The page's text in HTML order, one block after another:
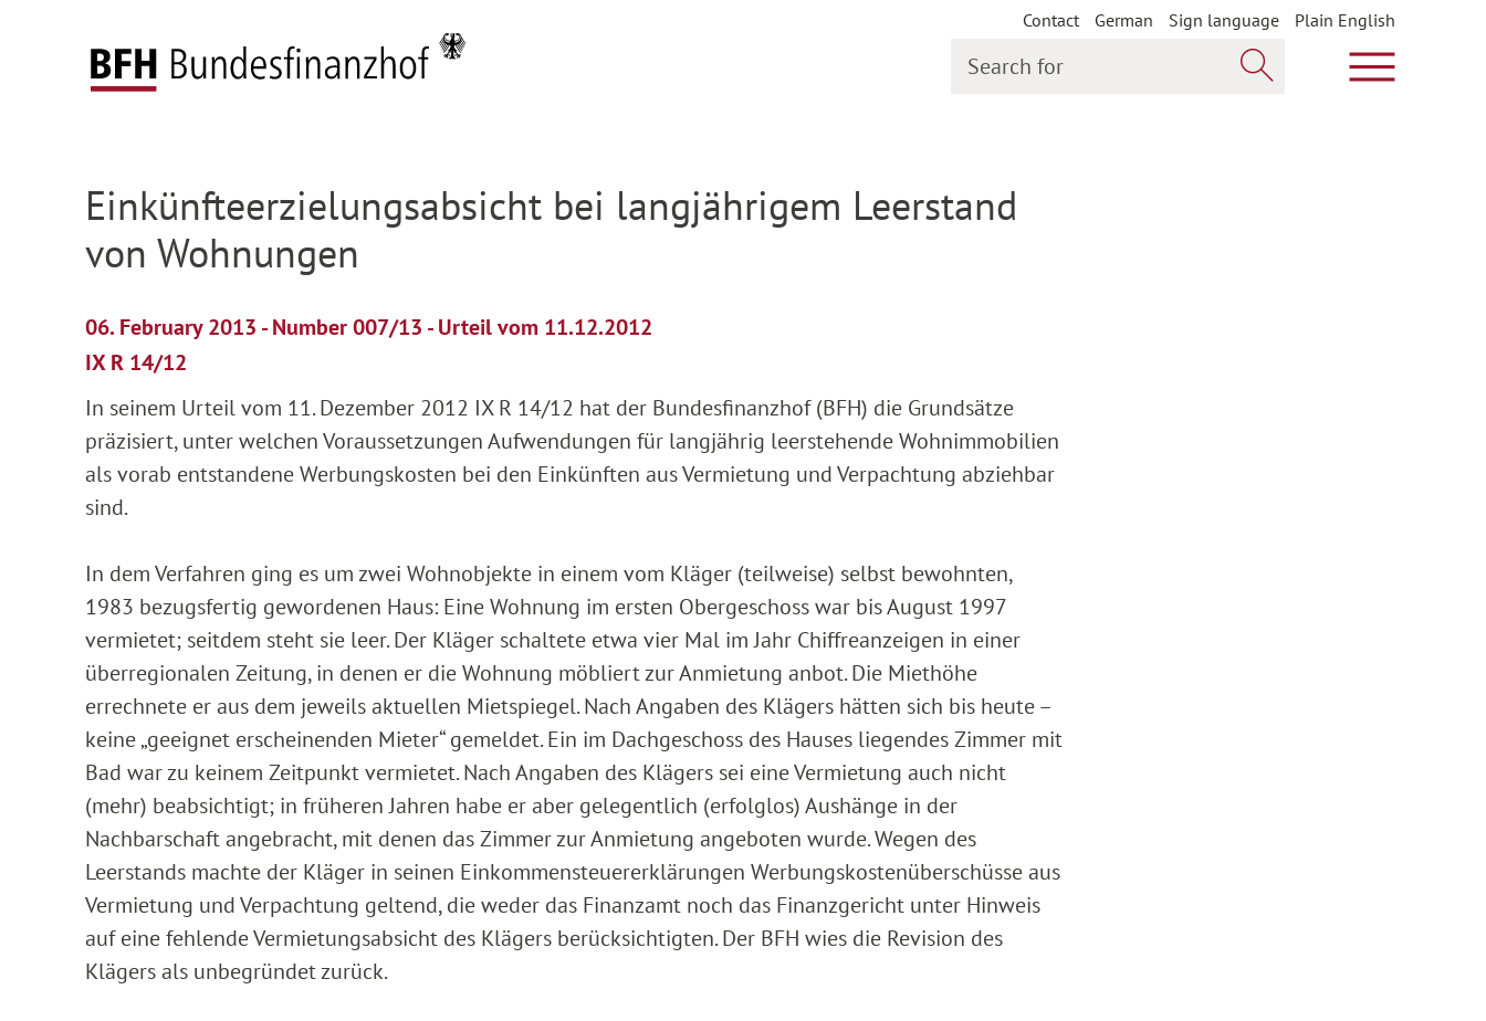
Contact German Sign language
Plain English
Show main
Federal Fiscal Court
Einkünfteerzielungsabsicht bei langjährigem Leerstand
von Wohnungen
06. February 2013 - Number 007/13 - Urteil vom 11.12.2012
IX R 14/12
In seinem Urteil vom 11. Dezember 2012 IX R 14/12 hat der Bundesfinanzhof (BFH) die Grundsätze
präzisiert, unter welchen Voraussetzungen Aufwendungen für langjährig leerstehende Wohnimmobilien
als vorab entstandene Werbungskosten bei den Einkünften aus Vermietung und Verpachtung abziehbar
sind.
In dem Verfahren ging es um zwei Wohnobjekte in einem vom Kläger (teilweise) selbst bewohnten,
1983 bezugsfertig gewordenen Haus: Eine Wohnung im ersten Obergeschoss war bis August 1997
vermietet; seitdem steht sie leer. Der Kläger schaltete etwa vier Mal im Jahr Chiffreanzeigen in einer
überregionalen Zeitung, in denen er die Wohnung möbliert zur Anmietung anbot. Die Miethöhe
errechnete er aus dem jeweils aktuellen Mietspiegel. Nach Angaben des Klägers hätten sich bis heute –
keine „geeignet erscheinenden Mieter“ gemeldet. Ein im Dachgeschoss des Hauses liegendes Zimmer mit
Bad war zu keinem Zeitpunkt vermietet. Nach Angaben des Klägers sei eine Vermietung auch nicht
(mehr) beabsichtigt; in früheren Jahren habe er aber gelegentlich (erfolglos) Aushänge in der
Nachbarschaft angebracht, mit denen das Zimmer zur Anmietung angeboten wurde. Wegen des
Leerstands machte der Kläger in seinen Einkommensteuererklärungen Werbungskostenüberschüsse aus
Vermietung und Verpachtung geltend, die weder das Finanzamt noch das Finanzgericht unter Hinweis
auf eine fehlende Vermietungsabsicht des Klägers berücksichtigten. Der BFH wies die Revision des
Klägers als unbegründet zurück.